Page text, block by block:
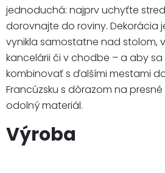
jednoduchá: najprv uchyťte
dorovnajte do roviny. Dekorácia
vynikla samostatne nad stolom,
kancelárii či v chodbe – a aby
kombinovať s ďalšími mestami
Francúzsku s dôrazom na
odolný materiál.
Výroba